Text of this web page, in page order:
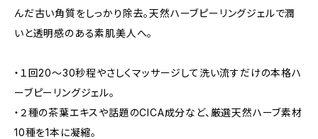
んだ古い角質をしっかり除去。天然ハーブピーリングジェルで潤
いと透明感のある素肌美人へ。
・１回20～30秒程やさしくマッサージして洗い流すだけの本格ハ
ーブピーリングジェル。
・２種の茶葉エキスや話題のCICA成分など、厳選天然ハーブ素材
10種を1本に凝縮。